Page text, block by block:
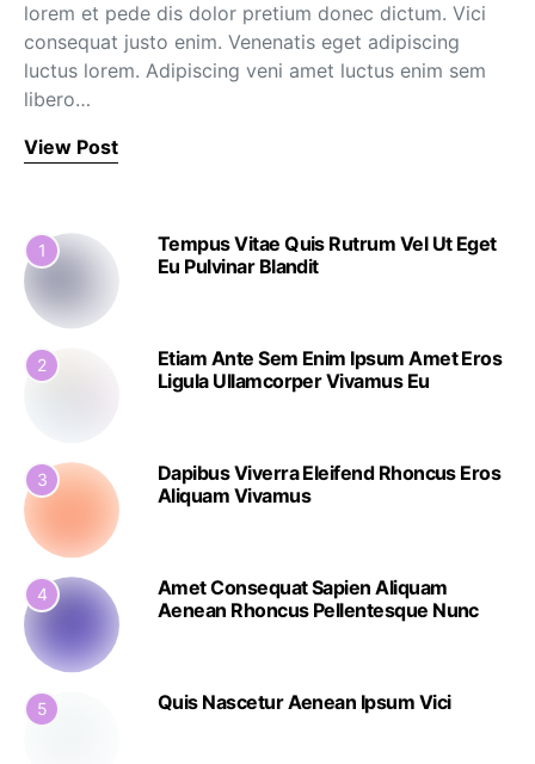
lorem et pede dis dolor pretium donec dictum. Vici
consequat justo enim. Venenatis eget adipiscing
luctus lorem. Adipiscing veni amet luctus enim sem
libero…
View Post
1
Tempus Vitae Quis Rutrum Vel Ut Eget
Eu Pulvinar Blandit
2
Etiam Ante Sem Enim Ipsum Amet Eros
Ligula Ullamcorper Vivamus Eu
3
Dapibus Viverra Eleifend Rhoncus Eros
Aliquam Vivamus
4
Amet Consequat Sapien Aliquam
Aenean Rhoncus Pellentesque Nunc
5 Quis Nascetur Aenean Ipsum Vici